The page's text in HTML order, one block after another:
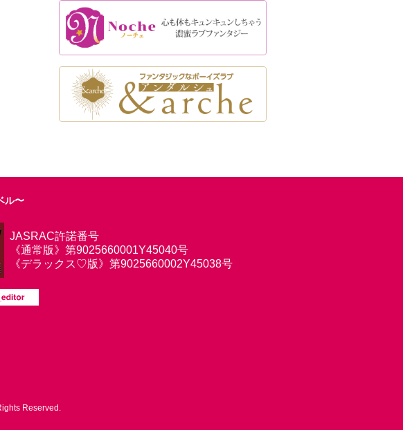
ル〜
JASRAC許諾番号
《通常版》第9025660001Y45040号
《デラックス♡版》第9025660002Y45038号
Reserved.